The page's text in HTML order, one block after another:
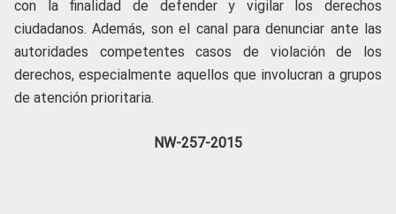
con la finalidad de defender y vigilar los derechos
ciudadanos. Además, son el canal para denunciar ante las
autoridades competentes casos de violación de los
derechos, especialmente aquellos que involucran a grupos
de atención prioritaria.
NW-257-2015